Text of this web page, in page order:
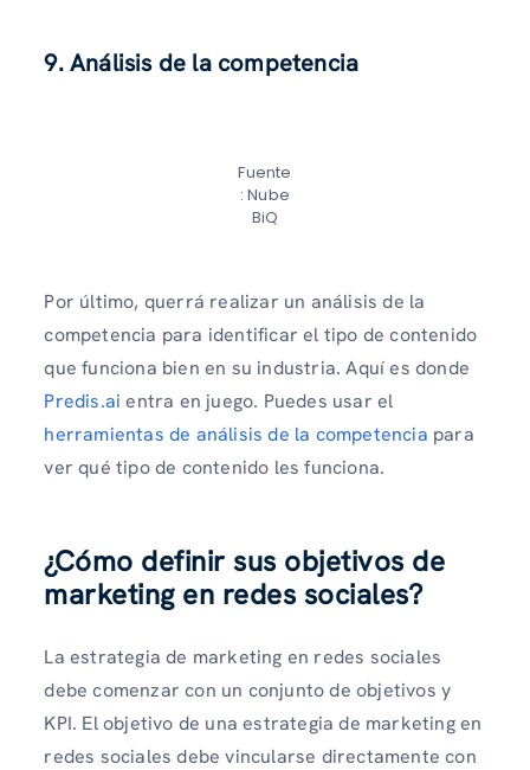
9. Análisis de la competencia
Fuente
: Nube
BiQ
Por último, querrá realizar un análisis de la
competencia para identificar el tipo de contenido
que funciona bien en su industria. Aquí es donde
Predis.ai entra en juego. Puedes usar el
herramientas de análisis de la competencia para
ver qué tipo de contenido les funciona.
¿Cómo definir sus objetivos de
marketing en redes sociales?
La estrategia de marketing en redes sociales
debe comenzar con un conjunto de objetivos y
KPI. El objetivo de una estrategia de marketing en
redes sociales debe vincularse directamente con